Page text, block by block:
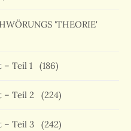
'THEORIE'
– Teil 1 (186)
– Teil 2 (224)
– Teil 3 (242)